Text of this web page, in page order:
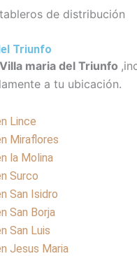
de distribución
Triunfo
Villa maria del Triunfo
a tu ubicación.
Lince
Miraflores
la Molina
Surco
San Isidro
San Borja
San Luis
Jesus Maria